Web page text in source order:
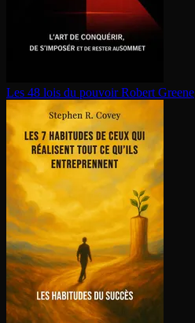
Les 48 lois du pouvoir Robert Greene